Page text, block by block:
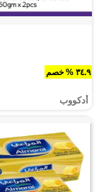
٣٤.٩ % خصم
أدكووب